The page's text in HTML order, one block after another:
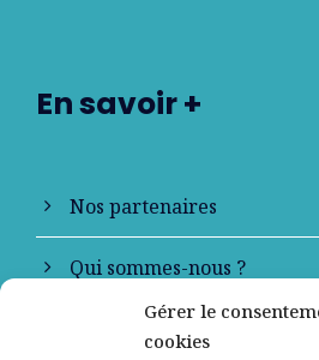
Gérer le
cookies
En savoir +
Nos partenaires
Qui sommes-nous ?
Contactez-nous